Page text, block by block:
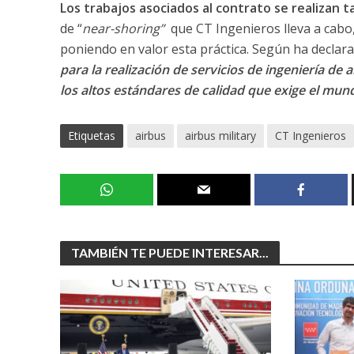
Los trabajos asociados al contrato se realizan
de “near-shoring” que CT Ingenieros lleva a
poniendo en valor esta práctica. Según ha
para la realización de servicios de ingeniería de
los altos estándares de calidad que exige el
Etiquetas airbus airbus military CT Ingenieros
TAMBIÉN TE PUEDE INTERESAR...